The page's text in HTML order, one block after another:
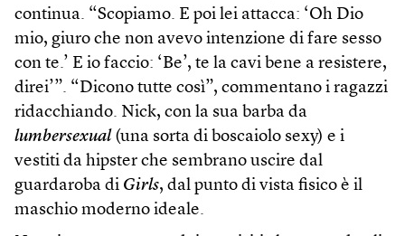
continua. “Scopiamo. E poi lei attacca: ‘Oh Dio
mio, giuro che non avevo intenzione di fare sesso
con te.’ E io faccio: ‘Be’, te la cavi bene a resistere,
direi’”. “Dicono tutte così”, commentano i ragazzi
ridacchiando. Nick, con la sua barba da
lumbersexual (una sorta di boscaiolo sexy) e i
vestiti da hipster che sembrano uscire dal
guardaroba di Girls, dal punto di vista fisico è il
maschio moderno ideale.